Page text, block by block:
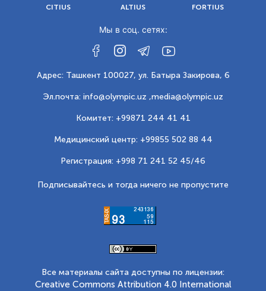
CITIUS ALTIUS FORTIUS
Мы в соц. сетях:
Адрес: Ташкент 100027, ул. Батыра Закирова, 6
Эл.почта: info@olympic.uz ,media@olympic.uz
Комитет: +99871 244 41 41
Медицинский центр: +99855 502 88 44
Регистрация: +998 71 241 52 45/46
Подписывайтесь и тогда ничего не пропустите
Все материалы сайта доступны по лицензии:
Creative Commons Attribution 4.0 International